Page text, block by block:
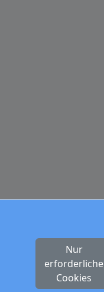
Nur
erforderliche
Cookies